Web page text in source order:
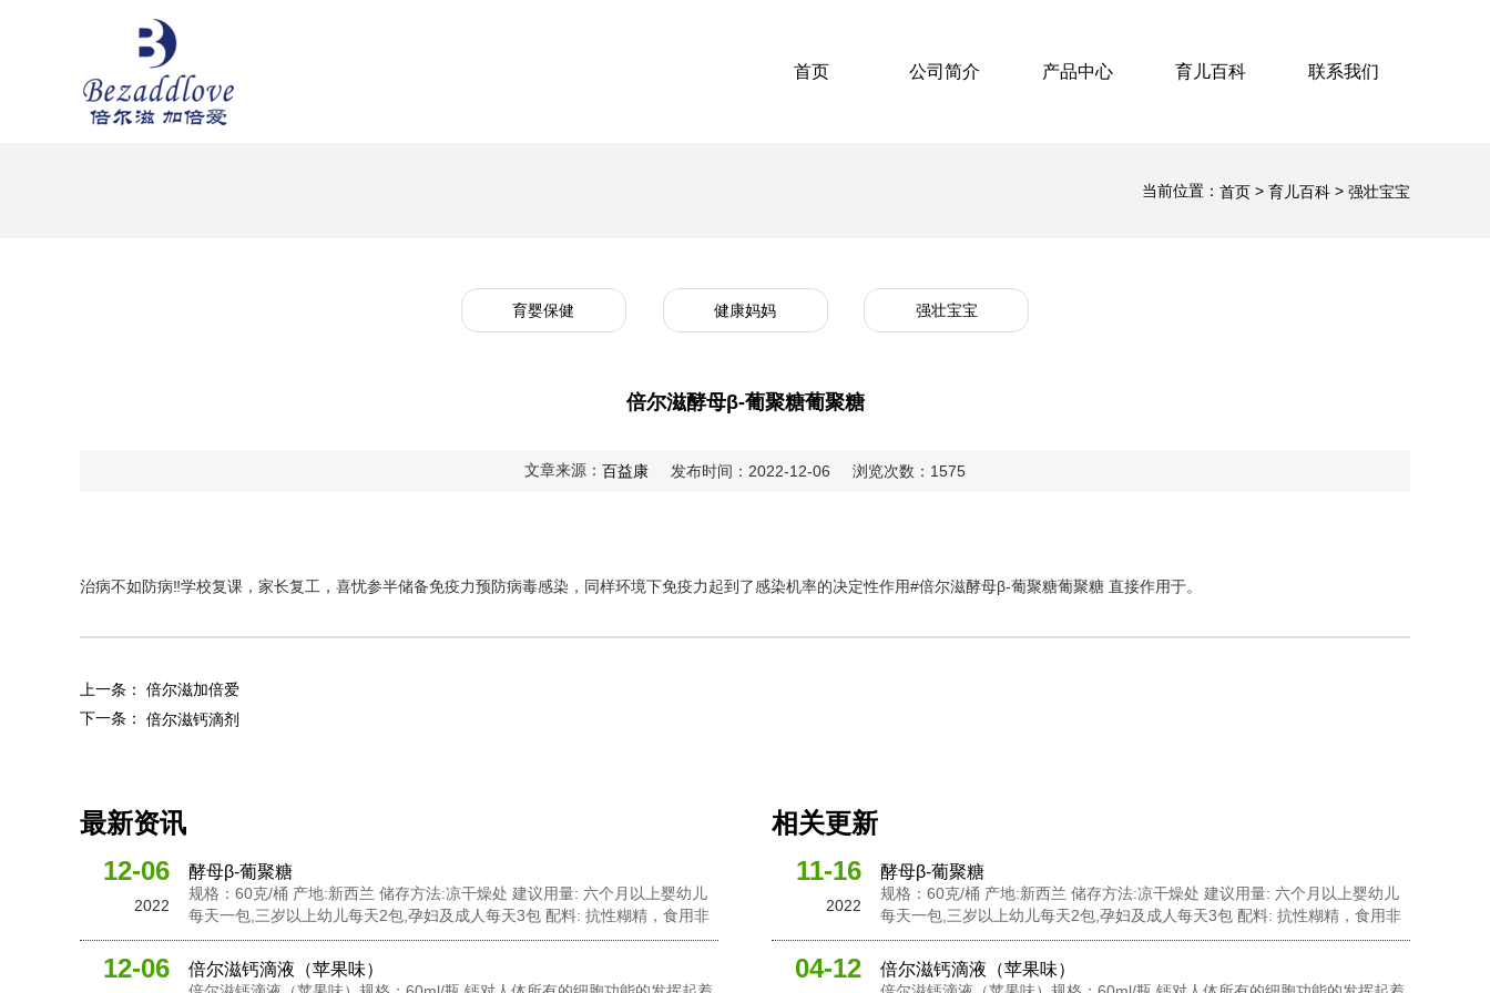
首页 公司简介 产品中心 育儿百科 联系我们
当前位置： 首页 > 育儿百科 > 强壮宝宝
育婴保健 健康妈妈 强壮宝宝
倍尔滋酵母β-葡聚糖葡聚糖
文章来源： 百益康 发布时间：2022-12-06 浏览次数：1575
治病不如防病‼学校复课，家长复工，喜忧参半储备免疫力预防病毒感染，同样环境下免疫力起到了感染机率的决定性作用#倍尔滋酵母β-葡聚糖葡聚糖 直接作用于。
上一条： 倍尔滋加倍爱
下一条： 倍尔滋钙滴剂
最新资讯
12-06
2022
酵母β-葡聚糖
规格：60克/桶 产地:新西兰 储存方法:凉干燥处 建议用量: 六个月以上婴幼儿
每天一包,三岁以上幼儿每天2包,孕妇及成人每天3包 配料: 抗性糊精，食用非
活性酵母粉，岩藻多糖，水苏糖，酵母 β-葡聚糖，针叶樱桃粉，黄金奇异果
粉，接骨木莓粉，N-乙酰神经氨酸...
12-06 倍尔滋钙滴液（苹果味）
相关更新
11-16
2022
酵母β-葡聚糖
规格：60克/桶 产地:新西兰 储存方法:凉干燥处 建议用量: 六个月以上婴幼儿
每天一包,三岁以上幼儿每天2包,孕妇及成人每天3包 配料: 抗性糊精，食用非
活性酵母粉，岩藻多糖，水苏糖，酵母 β-葡聚糖，针叶樱桃粉，黄金奇异果
粉，接骨木莓粉，N-乙酰神经氨酸...
04-12 倍尔滋钙滴液（苹果味）